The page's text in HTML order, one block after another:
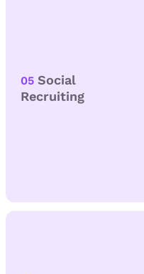
05 Social
Recruiting